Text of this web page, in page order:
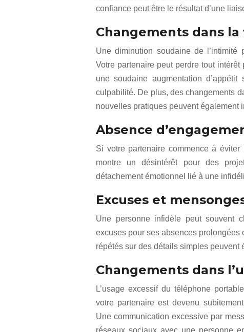
confiance peut être le résultat d’une
Changements dans la
Une diminution soudaine de l’intimité
Votre partenaire peut perdre tout
une soudaine augmentation
culpabilité. De plus, des changements
nouvelles pratiques peuvent également
Absence
Si votre partenaire commence à
montre un désintérêt pour des
détachement émotionnel lié à une
Excuses et
Une personne infidèle peut souvent
excuses pour ses absences
répétés sur des détails simples peuvent
Changements dans
L’usage excessif du téléphone
votre partenaire est devenu
Une communication excessive par
réseaux sociaux avec une personne